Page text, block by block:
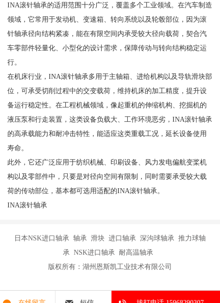
INA滚针轴承的适用范围十分广泛，覆盖多个工业领域。在汽车制造
领域，它常用于发动机、变速箱、转向系统以及轮毂部位，因为滚
针轴承径向结构紧凑，能在有限空间内承受较大径向载荷，契合汽
车零部件轻量化、小型化的设计需求，保障传动与转向结构稳定运
行。
在机床行业，INA滚针轴承多用于主轴箱、进给机构以及导轨滑块部
位，可承受切削过程中的交变载荷，维持机床的加工精度，提升设
备运行稳定性。在工程机械领域，像起重机的伸缩机构、挖掘机的
液压泵和行走装置，这类设备负载大、工作环境恶劣，INA滚针轴承
的高承载能力和耐冲击特性，能适应这类重载工况，延长设备使用
寿命。
此外，它还广泛应用于纺织机械、印刷设备、风力发电偏航变桨机
构以及零部件中，只要是对径向空间有限制，同时需要承受较大载
荷的传动部位，基本都可选用适配的INA滚针轴承。
INA滚针轴承
日本NSK进口轴承 轴承 滑块 进口轴承 深沟球轴承 推力球轴
承 NSK进口轴承 耐高温轴承
版权所有：湖州恩斯凯工业技术有限公司